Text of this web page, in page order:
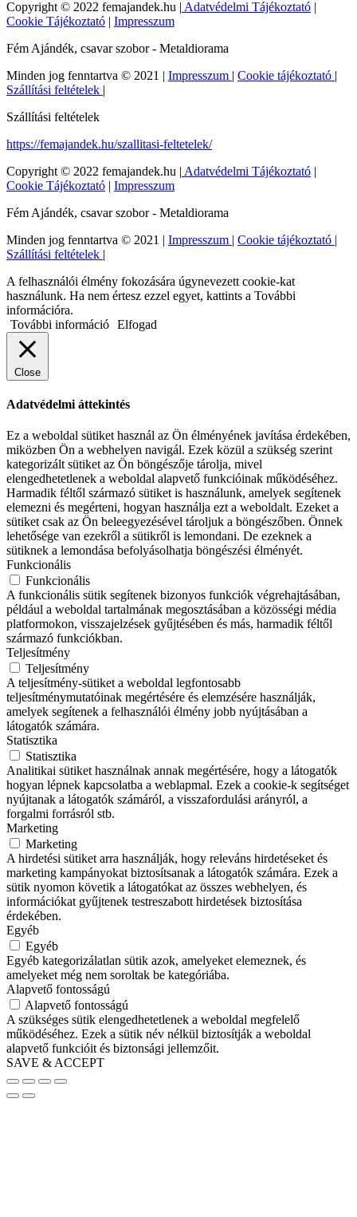
Copyright © 2022 femajandek.hu | Adatvédelmi Tájékoztató |
Cookie Tájékoztató | Impresszum
Fém Ajándék, csavar szobor - Metaldiorama
Minden jog fenntartva © 2021 | Impresszum | Cookie tájékoztató |
Szállítási feltételek |
Szállítási feltételek
https://femajandek.hu/szallitasi-feltetelek/
Copyright © 2022 femajandek.hu | Adatvédelmi Tájékoztató |
Cookie Tájékoztató | Impresszum
Fém Ajándék, csavar szobor - Metaldiorama
Minden jog fenntartva © 2021 | Impresszum | Cookie tájékoztató |
Szállítási feltételek |
A felhasználói élmény fokozására úgynevezett cookie-kat
használunk. Ha nem értesz ezzel egyet, kattints a További
információra.
További információ Elfogad
Close
Adatvédelmi áttekintés
Ez a weboldal sütiket használ az Ön élményének javítása érdekében,
miközben Ön a webhelyen navigál. Ezek közül a szükség szerint
kategorizált sütiket az Ön böngészője tárolja, mivel
elengedhetetlenek a weboldal alapvető funkcióinak működéséhez.
Harmadik féltől származó sütiket is használunk, amelyek segítenek
elemezni és megérteni, hogyan használja ezt a weboldalt. Ezeket a
sütiket csak az Ön beleegyezésével tároljuk a böngészőben. Önnek
lehetősége van ezekről a sütikről is lemondani. De ezeknek a
sütiknek a lemondása befolyásolhatja böngészési élményét.
Funkcionális
Funkcionális
A funkcionális sütik segítenek bizonyos funkciók végrehajtásában,
például a weboldal tartalmának megosztásában a közösségi média
platformokon, visszajelzések gyűjtésében és más, harmadik féltől
származó funkciókban.
Teljesítmény
Teljesítmény
A teljesítmény-sütiket a weboldal legfontosabb
teljesítménymutatóinak megértésére és elemzésére használják,
amelyek segítenek a felhasználói élmény jobb nyújtásában a
látogatók számára.
Statisztika
Statisztika
Analitikai sütiket használnak annak megértésére, hogy a látogatók
hogyan lépnek kapcsolatba a weblapmal. Ezek a cookie-k segítséget
nyújtanak a látogatók számáról, a visszafordulási arányról, a
forgalmi forrásról stb.
Marketing
Marketing
A hirdetési sütiket arra használják, hogy releváns hirdetéseket és
marketing kampányokat biztosítsanak a látogatók számára. Ezek a
sütik nyomon követik a látogatókat az összes webhelyen, és
információkat gyűjtenek testreszabott hirdetések biztosítása
érdekében.
Egyéb
Egyéb
Egyéb kategorizálatlan sütik azok, amelyeket elemeznek, és
amelyeket még nem soroltak be kategóriába.
Alapvető fontosságú
Alapvető fontosságú
A szükséges sütik elengedhetetlenek a weboldal megfelelő
működéséhez. Ezek a sütik név nélkül biztosítják a weboldal
alapvető funkcióit és biztonsági jellemzőit.
SAVE & ACCEPT